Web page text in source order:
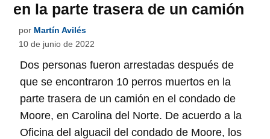
en la parte trasera de un camión
por Martín Avilés
10 de junio de 2022
Dos personas fueron arrestadas después de
que se encontraron 10 perros muertos en la
parte trasera de un camión en el condado de
Moore, en Carolina del Norte. De acuerdo a la
Oficina del alguacil del condado de Moore, los